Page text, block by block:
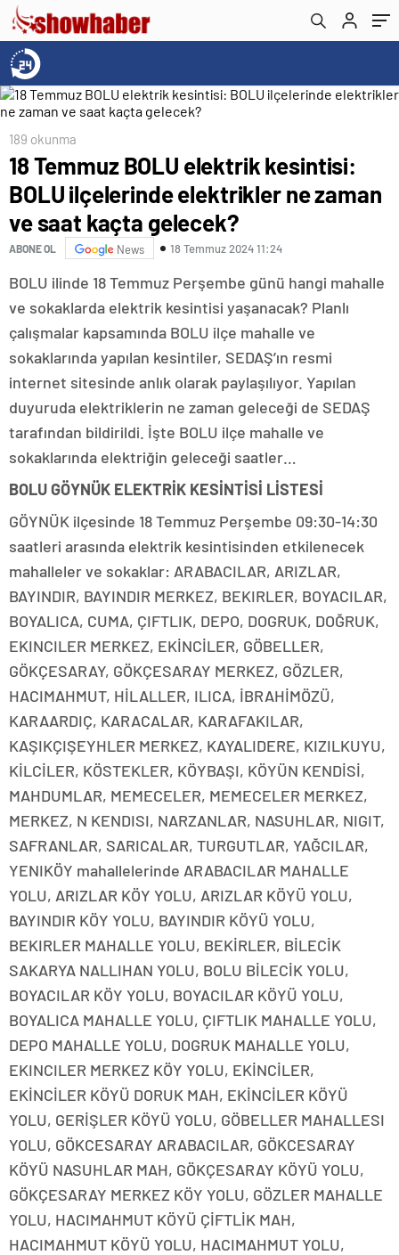
189 okunma
18 Temmuz BOLU elektrik kesintisi:
BOLU ilçelerinde elektrikler ne zaman
ve saat kaçta gelecek?
ABONE OL News 18 Temmuz 2024 11:24
BOLU ilinde 18 Temmuz Perşembe günü hangi mahalle
ve sokaklarda elektrik kesintisi yaşanacak? Planlı
çalışmalar kapsamında BOLU ilçe mahalle ve
sokaklarında yapılan kesintiler, SEDAŞ’ın resmi
internet sitesinde anlık olarak paylaşılıyor. Yapılan
duyuruda elektriklerin ne zaman geleceği de SEDAŞ
tarafından bildirildi. İşte BOLU ilçe mahalle ve
sokaklarında elektriğin geleceği saatler…
BOLU GÖYNÜK ELEKTRİK KESİNTİSİ LİSTESİ
GÖYNÜK ilçesinde 18 Temmuz Perşembe 09:30-14:30
saatleri arasında elektrik kesintisinden etkilenecek
mahalleler ve sokaklar: ARABACILAR, ARIZLAR,
BAYINDIR, BAYINDIR MERKEZ, BEKIRLER, BOYACILAR,
BOYALICA, CUMA, ÇIFTLIK, DEPO, DOGRUK, DOĞRUK,
EKINCILER MERKEZ, EKİNCİLER, GÖBELLER,
GÖKÇESARAY, GÖKÇESARAY MERKEZ, GÖZLER,
HACIMAHMUT, HİLALLER, ILICA, İBRAHİMÖZÜ,
KARAARDIÇ, KARACALAR, KARAFAKILAR,
KAŞIKÇIŞEYHLER MERKEZ, KAYALIDERE, KIZILKUYU,
KİLCİLER, KÖSTEKLER, KÖYBAŞI, KÖYÜN KENDİSİ,
MAHDUMLAR, MEMECELER, MEMECELER MERKEZ,
MERKEZ, N KENDISI, NARZANLAR, NASUHLAR, NIGIT,
SAFRANLAR, SARICALAR, TURGUTLAR, YAĞCILAR,
YENIKÖY mahallelerinde ARABACILAR MAHALLE
YOLU, ARIZLAR KÖY YOLU, ARIZLAR KÖYÜ YOLU,
BAYINDIR KÖY YOLU, BAYINDIR KÖYÜ YOLU,
BEKIRLER MAHALLE YOLU, BEKİRLER, BİLECİK
SAKARYA NALLIHAN YOLU, BOLU BİLECİK YOLU,
BOYACILAR KÖY YOLU, BOYACILAR KÖYÜ YOLU,
BOYALICA MAHALLE YOLU, ÇIFTLIK MAHALLE YOLU,
DEPO MAHALLE YOLU, DOGRUK MAHALLE YOLU,
EKINCILER MERKEZ KÖY YOLU, EKİNCİLER,
EKİNCİLER KÖYÜ DORUK MAH, EKİNCİLER KÖYÜ
YOLU, GERİŞLER KÖYÜ YOLU, GÖBELLER MAHALLESI
YOLU, GÖKCESARAY ARABACILAR, GÖKCESARAY
KÖYÜ NASUHLAR MAH, GÖKÇESARAY KÖYÜ YOLU,
GÖKÇESARAY MERKEZ KÖY YOLU, GÖZLER MAHALLE
YOLU, HACIMAHMUT KÖYÜ ÇİFTLİK MAH,
HACIMAHMUT KÖYÜ YOLU, HACIMAHMUT YOLU,